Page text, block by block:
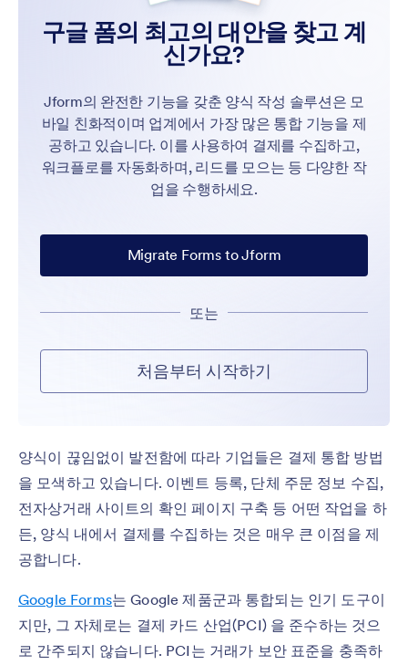
구글 폼의 최고의 대안을 찾고 계
신가요?
Jform의 완전한 기능을 갖춘 양식 작성 솔루션은 모
바일 친화적이며 업계에서 가장 많은 통합 기능을 제
공하고 있습니다. 이를 사용하여 결제를 수집하고,
워크플로를 자동화하며, 리드를 모으는 등 다양한 작
업을 수행하세요.
Migrate Forms to Jform
또는
처음부터 시작하기
양식이 끊임없이 발전함에 따라 기업들은 결제 통합 방법
을 모색하고 있습니다. 이벤트 등록, 단체 주문 정보 수집,
전자상거래 사이트의 확인 페이지 구축 등 어떤 작업을 하
든, 양식 내에서 결제를 수집하는 것은 매우 큰 이점을 제
공합니다.
Google Forms는 Google 제품군과 통합되는 인기 도구이
지만, 그 자체로는 결제 카드 산업(PCI) 을 준수하는 것으
로 간주되지 않습니다. PCI는 거래가 보안 표준을 충족하